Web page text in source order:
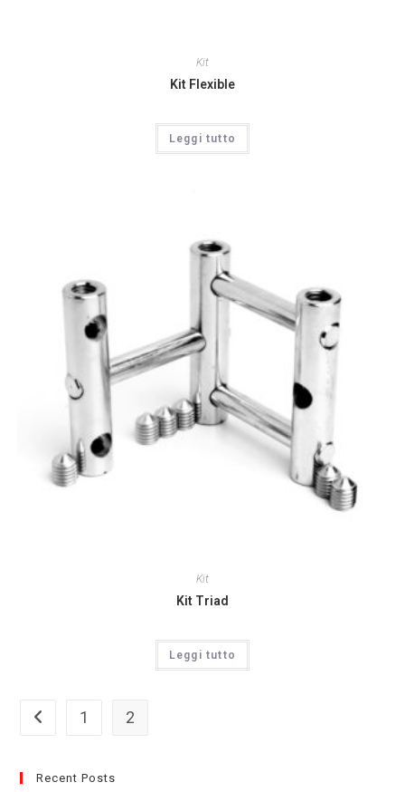
Kit
Kit Flexible
Leggi tutto
Kit
Kit Triad
Leggi tutto
1 2
Recent Posts